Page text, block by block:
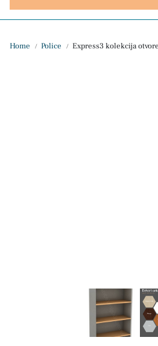
Home / Police / Express3 kolekcija